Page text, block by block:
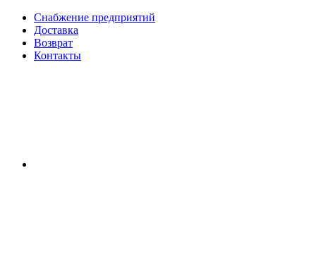
Снабжение предприятий
Доставка
Возврат
Контакты